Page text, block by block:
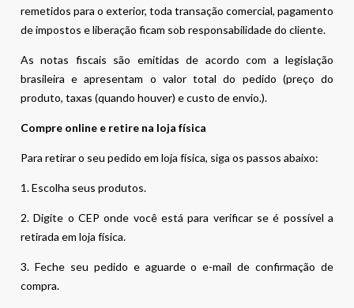
remetidos para o exterior, toda transação comercial, pagamento
de impostos e liberação ficam sob responsabilidade do cliente.
As notas fiscais são emitidas de acordo com a legislação
brasileira e apresentam o valor total do pedido (preço do
produto, taxas (quando houver) e custo de envio.).
Compre online e retire na loja física
Para retirar o seu pedido em loja física, siga os passos abaixo:
1. Escolha seus produtos.
2. Digite o CEP onde você está para verificar se é possível a
retirada em loja física.
3. Feche seu pedido e aguarde o e-mail de confirmação de
compra.